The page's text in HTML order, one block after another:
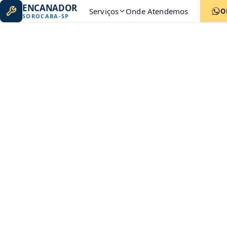
ENCANADOR
SOROCABA-SP Serviços Onde Atendemos